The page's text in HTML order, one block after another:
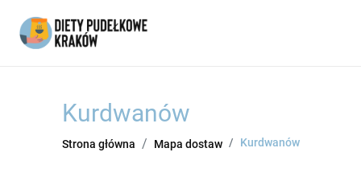
Kurdwanów
Strona główna Mapa dostaw Kurdwanów